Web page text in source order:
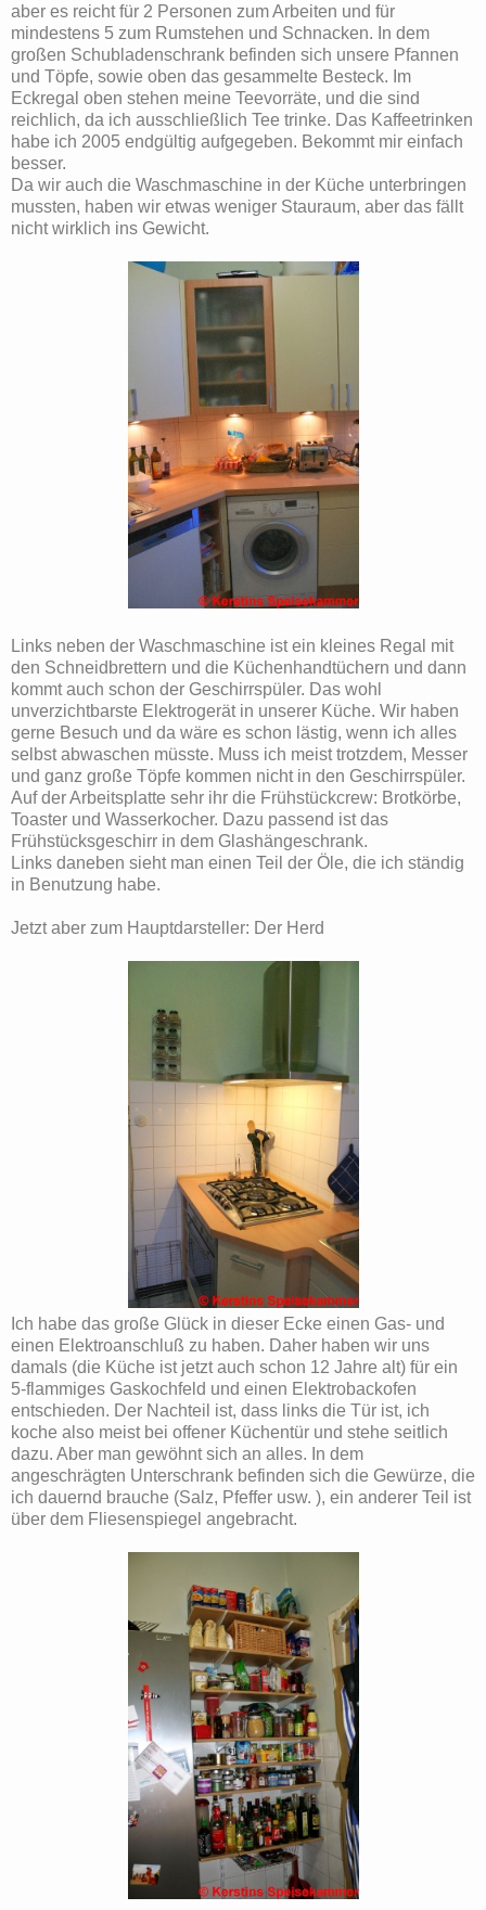
aber es reicht für 2 Personen zum Arbeiten und für
mindestens 5 zum Rumstehen und Schnacken. In dem
großen Schubladenschrank befinden sich unsere Pfannen
und Töpfe, sowie oben das gesammelte Besteck. Im
Eckregal oben stehen meine Teevorräte, und die sind
reichlich, da ich ausschließlich Tee trinke. Das Kaffeetrinken
habe ich 2005 endgültig aufgegeben. Bekommt mir einfach
besser.
Da wir auch die Waschmaschine in der Küche unterbringen
mussten, haben wir etwas weniger Stauraum, aber das fällt
nicht wirklich ins Gewicht.
Links neben der Waschmaschine ist ein kleines Regal mit
den Schneidbrettern und die Küchenhandtüchern und dann
kommt auch schon der Geschirrspüler. Das wohl
unverzichtbarste Elektrogerät in unserer Küche. Wir haben
gerne Besuch und da wäre es schon lästig, wenn ich alles
selbst abwaschen müsste. Muss ich meist trotzdem, Messer
und ganz große Töpfe kommen nicht in den Geschirrspüler.
Auf der Arbeitsplatte sehr ihr die Frühstückcrew: Brotkörbe,
Toaster und Wasserkocher. Dazu passend ist das
Frühstücksgeschirr in dem Glashängeschrank.
Links daneben sieht man einen Teil der Öle, die ich ständig
in Benutzung habe.
Jetzt aber zum Hauptdarsteller: Der Herd
Ich habe das große Glück in dieser Ecke einen Gas- und
einen Elektroanschluß zu haben. Daher haben wir uns
damals (die Küche ist jetzt auch schon 12 Jahre alt) für ein
5-flammiges Gaskochfeld und einen Elektrobackofen
entschieden. Der Nachteil ist, dass links die Tür ist, ich
koche also meist bei offener Küchentür und stehe seitlich
dazu. Aber man gewöhnt sich an alles. In dem
angeschrägten Unterschrank befinden sich die Gewürze, die
ich dauernd brauche (Salz, Pfeffer usw. ), ein anderer Teil ist
über dem Fliesenspiegel angebracht.